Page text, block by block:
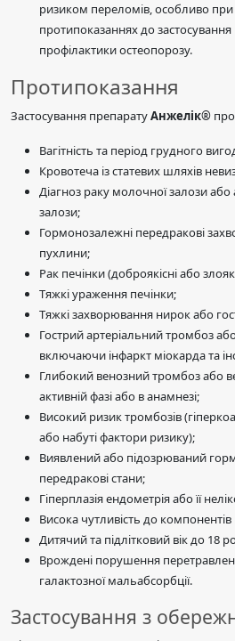
ризиком переломів, особливо
протипоказаннях до
профілактики остеопорозу.
Протипоказання
Застосування препаратуАнжелік®
Вагітність та період грудного
Кровотеча із статевих шляхів
Діагноз раку молочної залози
залози;
Гормонозалежні передракові
пухлини;
Рак печінки (доброякісні або
Тяжкі ураження печінки;
Тяжкі захворювання нирок або
Гострий артеріальний тромбоз
включаючи інфаркт міокарда та
Глибокий венозний тромбоз або
активній фазі або в анамнезі;
Високий ризик тромбозів
або набуті фактори ризику);
Виявлений або підозрюваний
передракові стани;
Гіперплазія ендометрія або її
Висока чутливість до
Дитячий та підлітковий вік до 18
Врождені порушення
галактозної мальабсорбції.
Застосування з